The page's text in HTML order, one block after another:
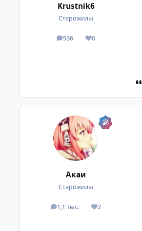
Krustnik6
Старожилы
536
посты 0
Репутация
Акаи
Старожилы
1,1 тыс.
посты 2
Репутация